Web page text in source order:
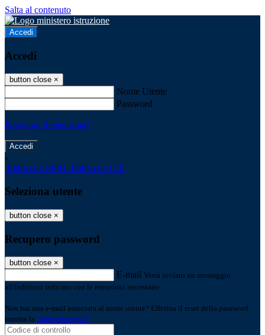
Salta al contenuto
Accedi
Accedi
button close ×
Nome Utente
Password
Password dimenticata?
-
Entra con SPID Entra con CIE
Seleziona utente
button close ×
Recupero password
button close ×
E-mail Verrà inviato un messaggio
all'indirizzo indicato con le istruzioni necessarie.
Non hai una e-mail associata al nome utente? Effettua il reset della password
tramite la Login Spaggiari